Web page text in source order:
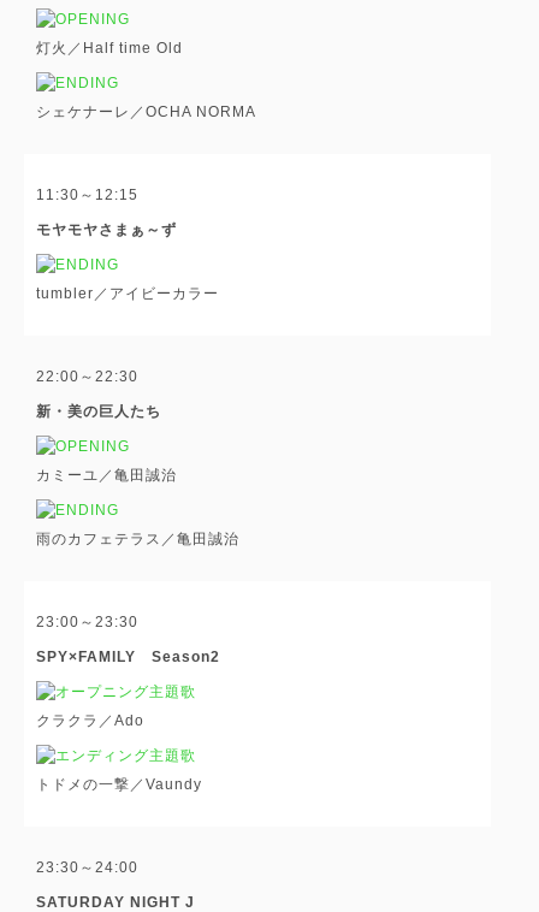
灯火／Half time Old
シェケナーレ／OCHA NORMA
11:30～12:15
モヤモヤさまぁ～ず
tumbler／アイビーカラー
22:00～22:30
新・美の巨人たち
カミーユ／亀田誠治
雨のカフェテラス／亀田誠治
23:00～23:30
SPY×FAMILY Season2
クラクラ／Ado
トドメの一撃／Vaundy
23:30～24:00
SATURDAY NIGHT J